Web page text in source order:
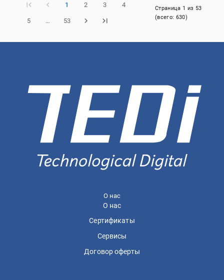
1 2 3 4
5 … 53
Страница 1 из 53
(всего: 630)
О нас
О нас
Сертификаты
Сервисы
Договор оферты